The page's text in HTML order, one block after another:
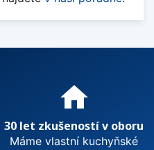
home
30 let zkušeností v oboru
Máme vlastní kuchyňské